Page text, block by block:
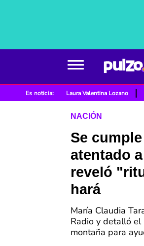
Es noticia: Laura Valentina Lozano
NACIÓN
Se
atentado
reveló
hará
María Claudia
Radio y detalló el
montaña para